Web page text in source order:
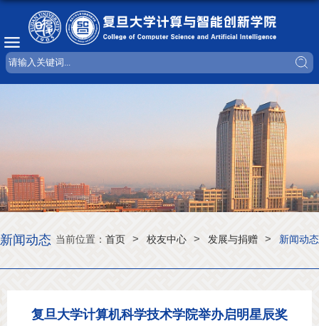
当前位置： 首页 > 校友中心 > 发展与捐赠 > 新闻动态
新闻动态
复旦大学计算机科学技术学院举办启明星辰奖